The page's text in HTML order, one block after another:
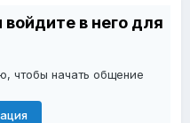
в него для
чтобы начать общение